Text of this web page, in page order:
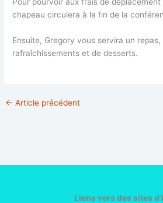
chapeau circulera à la fin de la
Ensuite, Gregory vous servira un
rafraîchissements et de desserts.
← Article précédent
Liens vers des sites